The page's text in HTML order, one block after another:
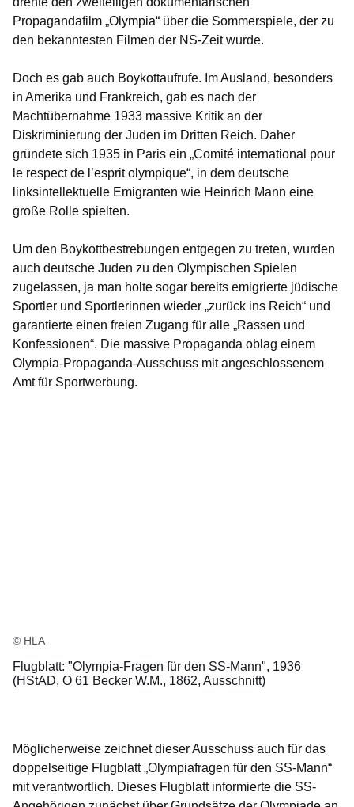
Propagandafilm „Olympia“ über die Sommerspiele, der zu
den bekanntesten Filmen der NS-Zeit wurde.
Doch es gab auch Boykottaufrufe. Im Ausland, besonders
in Amerika und Frankreich, gab es nach der
Machtübernahme 1933 massive Kritik an der
Diskriminierung der Juden im Dritten Reich. Daher
gründete sich 1935 in Paris ein „Comité international pour
le respect de l’esprit olympique“, in dem deutsche
linksintellektuelle Emigranten wie Heinrich Mann eine
große Rolle spielten.
Um den Boykottbestrebungen entgegen zu treten, wurden
auch deutsche Juden zu den Olympischen Spielen
zugelassen, ja man holte sogar bereits emigrierte jüdische
Sportler und Sportlerinnen wieder „zurück ins Reich“ und
garantierte einen freien Zugang für alle „Rassen und
Konfessionen“. Die massive Propaganda oblag einem
Olympia-Propaganda-Ausschuss mit angeschlossenem
Amt für Sportwerbung.
© HLA
Flugblatt: "Olympia-Fragen für den SS-Mann", 1936
(HStAD, O 61 Becker W.M., 1862, Ausschnitt)
Möglicherweise zeichnet dieser Ausschuss auch für das
doppelseitige Flugblatt „Olympiafragen für den SS-Mann“
mit verantwortlich. Dieses Flugblatt informierte die SS-